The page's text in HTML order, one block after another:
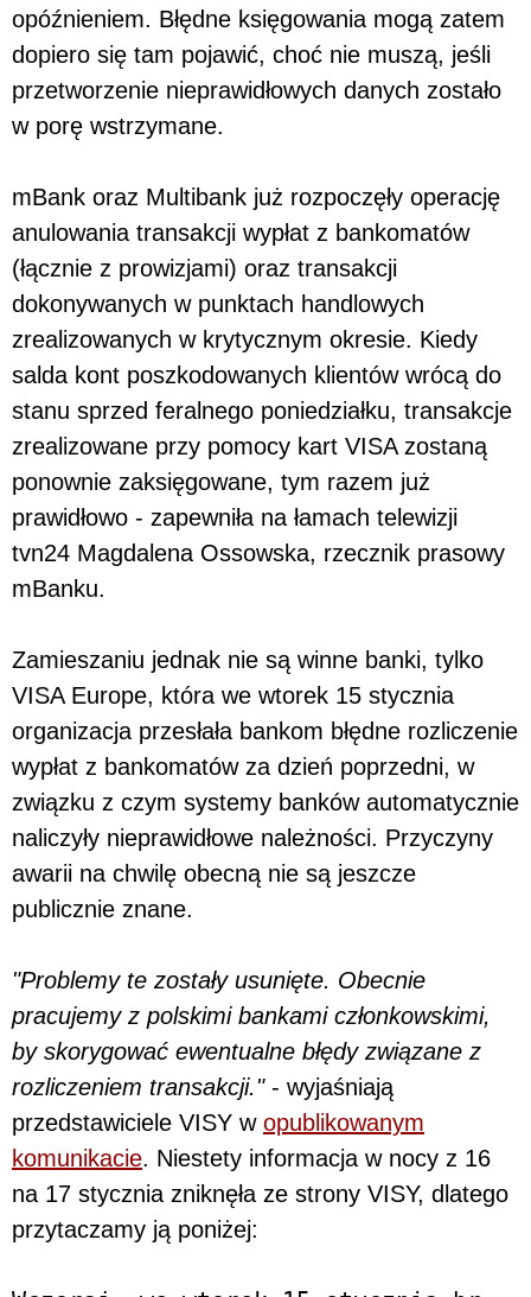
opóźnieniem. Błędne księgowania mogą zatem
dopiero się tam pojawić, choć nie muszą, jeśli
przetworzenie nieprawidłowych danych zostało
w porę wstrzymane.
mBank oraz Multibank już rozpoczęły operację
anulowania transakcji wypłat z bankomatów
(łącznie z prowizjami) oraz transakcji
dokonywanych w punktach handlowych
zrealizowanych w krytycznym okresie. Kiedy
salda kont poszkodowanych klientów wrócą do
stanu sprzed feralnego poniedziałku, transakcje
zrealizowane przy pomocy kart VISA zostaną
ponownie zaksięgowane, tym razem już
prawidłowo - zapewniła na łamach telewizji
tvn24 Magdalena Ossowska, rzecznik prasowy
mBanku.
Zamieszaniu jednak nie są winne banki, tylko
VISA Europe, która we wtorek 15 stycznia
organizacja przesłała bankom błędne rozliczenie
wypłat z bankomatów za dzień poprzedni, w
związku z czym systemy banków automatycznie
naliczyły nieprawidłowe należności. Przyczyny
awarii na chwilę obecną nie są jeszcze
publicznie znane.
"Problemy te zostały usunięte. Obecnie
pracujemy z polskimi bankami członkowskimi,
by skorygować ewentualne błędy związane z
rozliczeniem transakcji." - wyjaśniają
przedstawiciele VISY w opublikowanym
komunikacie. Niestety informacja w nocy z 16
na 17 stycznia zniknęła ze strony VISY, dlatego
przytaczamy ją poniżej: